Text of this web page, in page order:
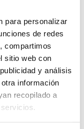
para personalizar
de redes
compartimos
sitio web con
y análisis
información
recopilado a
FÍSICA